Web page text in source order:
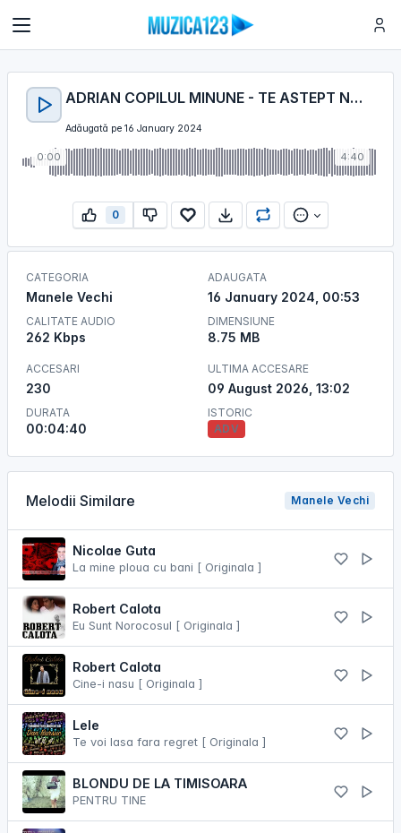
ADRIAN COPILUL MINUNE - TE ASTEPT NOAPTE SI ZI [ ORIGINALA ]
Adăugată pe 16 January 2024
0:00 4:40
0
CATEGORIA
Manele Vechi
CALITATE AUDIO
262 Kbps
ADAUGATA
16 January 2024, 00:53
DIMENSIUNE
8.75 MB
ACCESARI
230
DURATA
00:04:40
ULTIMA ACCESARE
09 August 2026, 13:02
ISTORIC
ADV
Melodii Similare Manele Vechi
Nicolae Guta
La mine ploua cu bani [ Originala ]
Robert Calota
Eu Sunt Norocosul [ Originala ]
Robert Calota
Cine-i nasu [ Originala ]
Lele
Te voi lasa fara regret [ Originala ]
BLONDU DE LA TIMISOARA
PENTRU TINE